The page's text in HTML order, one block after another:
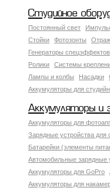
Студийное
Постоянный свет
Стойки
Фотозонты
Генераторы спецэффектов
Ролики
Системы
Лампы и колбы
Насадки
Аккумуляторы для
Аккумуляторы и
Аккумуляторы для
Зарядные устройства для
Батарейки (элементы
Автомобильные зарядные
Аккумуляторы для GoPro
Аккумуляторы для